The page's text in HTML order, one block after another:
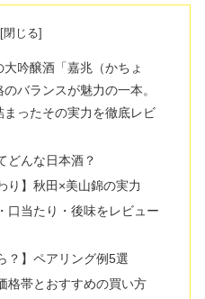
吟醸酒「嘉兆（かちょ
バランスが魅力の一本。
ったその実力を徹底レビ
どんな日本酒？
】秋田×美山錦の実力
当たり・後味をレビュー
？】ペアリング例5選
帯とおすすめの買い方